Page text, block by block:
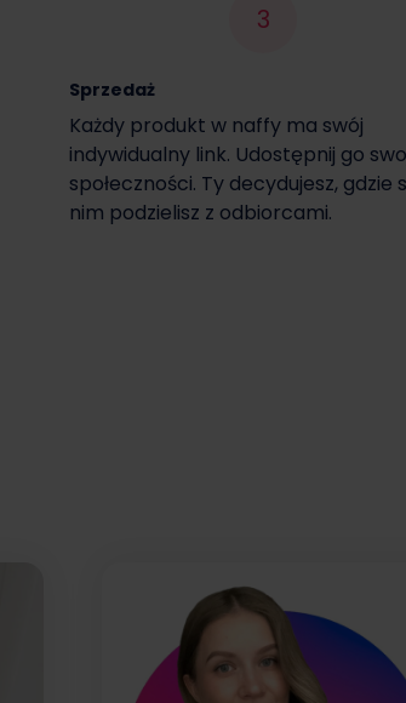
3
Sprzedaż
Każdy produkt w naffy ma swój
indywidualny link. Udostępnij go
społeczności. Ty decydujesz, gdzie
nim podzielisz z odbiorcami.